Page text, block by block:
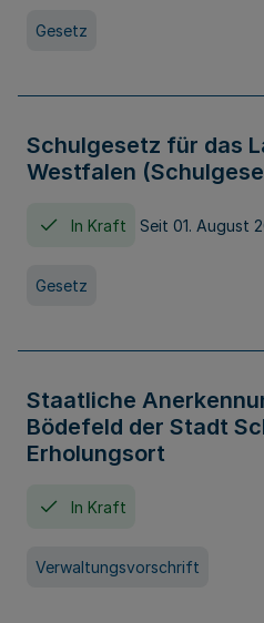
Gesetz
Schulgesetz für das
Westfalen
In Kraft Seit 01. August
Gesetz
Staatliche
Bödefeld der Stadt
Erholungsort
In Kraft
Verwaltungsvorschrift